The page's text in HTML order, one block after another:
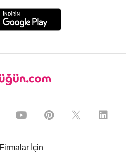
Firmalar İçin